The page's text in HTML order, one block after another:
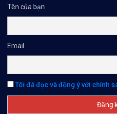
Tên của bạn
Email
Tôi đã đọc và đồng ý với chính